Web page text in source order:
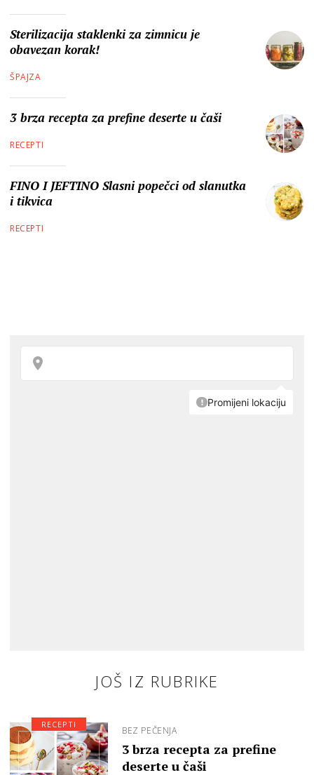
Sterilizacija staklenki za zimnicu je
obavezan korak!
ŠPAJZA
3 brza recepta za prefine deserte u čaši
RECEPTI
FINO I JEFTINO Slasni popečci od slanutka
i tikvica
RECEPTI
JOŠ IZ RUBRIKE
BEZ PEČENJA
3 brza recepta za prefine
deserte u čaši
RECEPTI